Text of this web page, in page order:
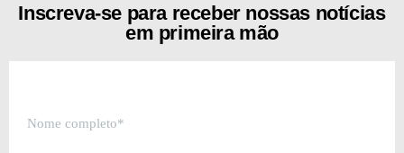
Inscreva-se para receber nossas notícias
em primeira mão